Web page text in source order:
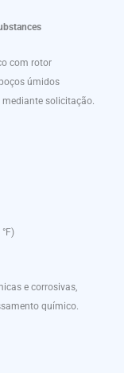
com rotor
úmidos
mediante solicitação.
e corrosivas,
químico.